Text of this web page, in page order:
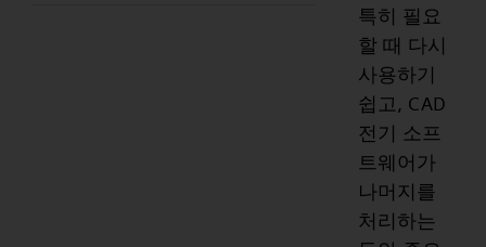
특히 필요
할 때 다시
사용하기
쉽고, CAD
전기 소프
트웨어가
나머지를
처리하는